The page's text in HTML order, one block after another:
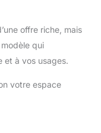
offre riche, mais
qui
et à vos usages.
votre espace